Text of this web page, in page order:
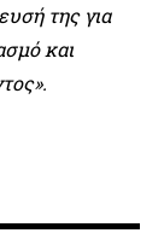
της για
και